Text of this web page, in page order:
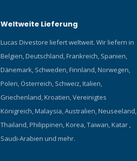
Weltweite Lieferung
Lucas Divestore liefert weltweit. Wir liefern in
Belgien, Deutschland, Frankreich, Spanien,
Dänemark, Schweden, Finnland, Norwegen,
Polen, Österreich, Schweiz, Italien,
Griechenland, Kroatien, Vereinigtes
Königreich, Malaysia, Australien, Neuseeland,
Thailand, Philippinen, Korea, Taiwan, Katar ,
Saudi-Arabien und mehr.